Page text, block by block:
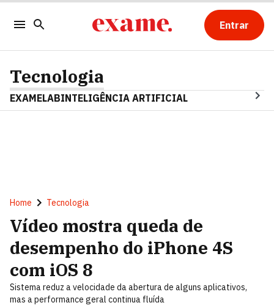
Entrar
Tecnologia
EXAMELABINTELIGÊNCIA ARTIFICIAL
Home Tecnologia
Vídeo mostra queda de
desempenho do iPhone 4S
com iOS 8
Sistema reduz a velocidade da abertura de alguns aplicativos,
mas a performance geral continua fluída